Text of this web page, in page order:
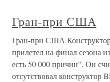
Гран-при США
Гран-при США
прилетел на финал сезона
есть 50 000 причин". Он
отсутствовал конструктор